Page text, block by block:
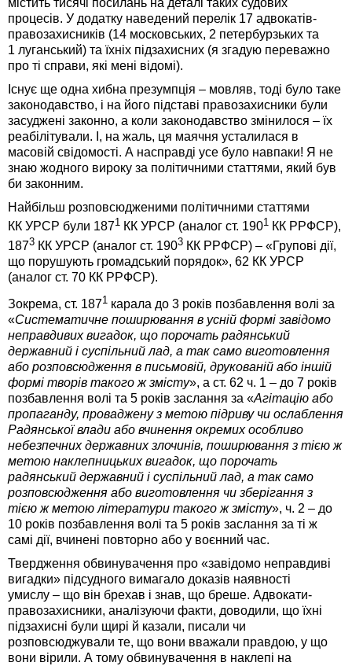
містить тисячі посилань на деталі таких судових
процесів. У додатку наведений перелік 17 адвокатів-
правозахисників (14 московських, 2 петербурзьких та
1 луганський) та їхніх підзахисних (я згадую переважно
про ті справи, які мені відомі).
Існує ще одна хибна презумпція – мовляв, тоді було таке
законодавство, і на його підставі правозахисники були
засуджені законно, а коли законодавство змінилося – їх
реабілітували. І, на жаль, ця маячня усталилася в
масовій свідомості. А насправді усе було навпаки! Я не
знаю жодного вироку за політичними статтями, який був
би законним.
Найбільш розповсюдженими політичними статтями
КК УРСР були 1871 КК УРСР (аналог ст. 1901 КК РРФСР),
1873 КК УРСР (аналог ст. 1903 КК РРФСР) – «Групові дії,
що порушують громадський порядок», 62 КК УРСР
(аналог ст. 70 КК РРФСР).
Зокрема, ст. 1871 карала до 3 років позбавлення волі за
«Систематичне поширювання в усній формі завідомо
неправдивих вигадок, що порочать радянський
державний і суспільний лад, а так само виготовлення
або розповсюдження в письмовій, друкованій або іншій
формі творів такого ж змісту», а ст. 62 ч. 1 – до 7 років
позбавлення волі та 5 років заслання за «Агітацію або
пропаганду, проваджену з метою підриву чи ослаблення
Радянської влади або вчинення окремих особливо
небезпечних державних злочинів, поширювання з тією ж
метою наклепницьких вигадок, що порочать
радянський державний і суспільний лад, а так само
розповсюдження або виготовлення чи зберігання з
тією ж метою літератури такого ж змісту», ч. 2 – до
10 років позбавлення волі та 5 років заслання за ті ж
самі дії, вчинені повторно або у воєнний час.
Твердження обвинувачення про «завідомо неправдиві
вигадки» підсудного вимагало доказів наявності
умислу – що він брехав і знав, що бреше. Адвокати-
правозахисники, аналізуючи факти, доводили, що їхні
підзахисні були щирі й казали, писали чи
розповсюджували те, що вони вважали правдою, у що
вони вірили. А тому обвинувачення в наклепі на